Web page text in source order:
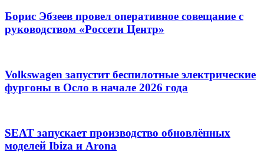
Борис Эбзеев провел оперативное совещание с
руководством «Россети Центр»
Volkswagen запустит беспилотные электрические
фургоны в Осло в начале 2026 года
SEAT запускает производство обновлённых
моделей Ibiza и Arona